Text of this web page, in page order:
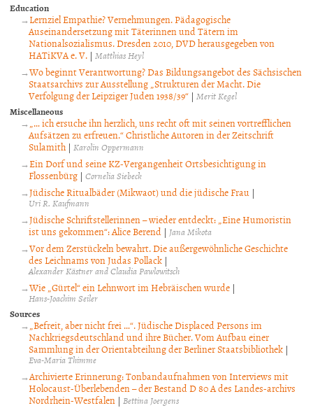
Education
Lernziel Empathie? Vernehmungen. Pädagogische
Auseinandersetzung mit Täterinnen und Tätern im
Nationalsozialismus. Dresden 2010, DVD herausgegeben von
HATiKVA e. V. | Matthias Heyl
Wo beginnt Verantwortung? Das Bildungsangebot des Sächsischen
Staatsarchivs zur Ausstellung „Strukturen der Macht. Die
Verfolgung der Leipziger Juden 1938/39“ | Merit Kegel
Miscellaneous
„… ich ersuche ihn herzlich, uns recht oft mit seinen vortrefflichen
Aufsätzen zu erfreuen.“ Christliche Autoren in der Zeitschrift
Sulamith | Karolin Oppermann
Ein Dorf und seine KZ-Vergangenheit Ortsbesichtigung in
Flossenbürg | Cornelia Siebeck
Jüdische Ritualbäder (Mikwaot) und die jüdische Frau |
Uri R. Kaufmann
Jüdische Schriftstellerinnen – wieder entdeckt: „Eine Humoristin
ist uns gekommen“: Alice Berend | Jana Mikota
Vor dem Zerstückeln bewahrt. Die außergewöhnliche Geschichte
des Leichnams von Judas Pollack |
Alexander Kästner and Claudia Pawlowitsch
Wie „Gürtel“ ein Lehnwort im Hebräischen wurde |
Hans-Joachim Seiler
Sources
„Befreit, aber nicht frei …“. Jüdische Displaced Persons im
Nachkriegsdeutschland und ihre Bücher. Vom Aufbau einer
Sammlung in der Orientabteilung der Berliner Staatsbibliothek |
Eva-Maria Thimme
Archivierte Erinnerung: Tonbandaufnahmen von Interviews mit
Holocaust-Überlebenden – der Bestand D 80 A des Landes-archivs
Nordrhein-Westfalen | Bettina Joergens